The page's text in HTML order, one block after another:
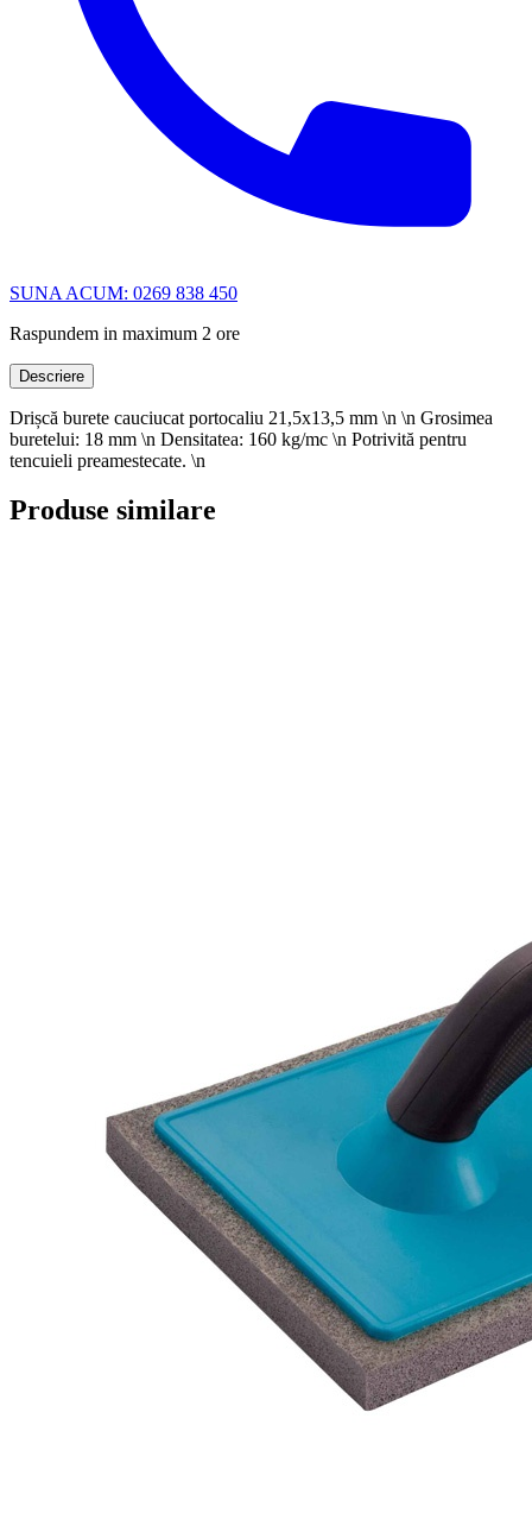
SUNA ACUM: 0269 838 450
Raspundem in maximum 2 ore
Descriere
Drișcă burete cauciucat portocaliu 21,5x13,5 mm \n \n Grosimea
buretelui: 18 mm \n Densitatea: 160 kg/mc \n Potrivită pentru
tencuieli preamestecate. \n
Produse similare